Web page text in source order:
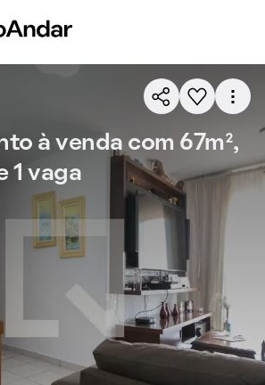
à venda com 67m²,
1 vaga